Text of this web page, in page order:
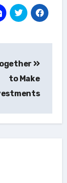
المقالات
to Make